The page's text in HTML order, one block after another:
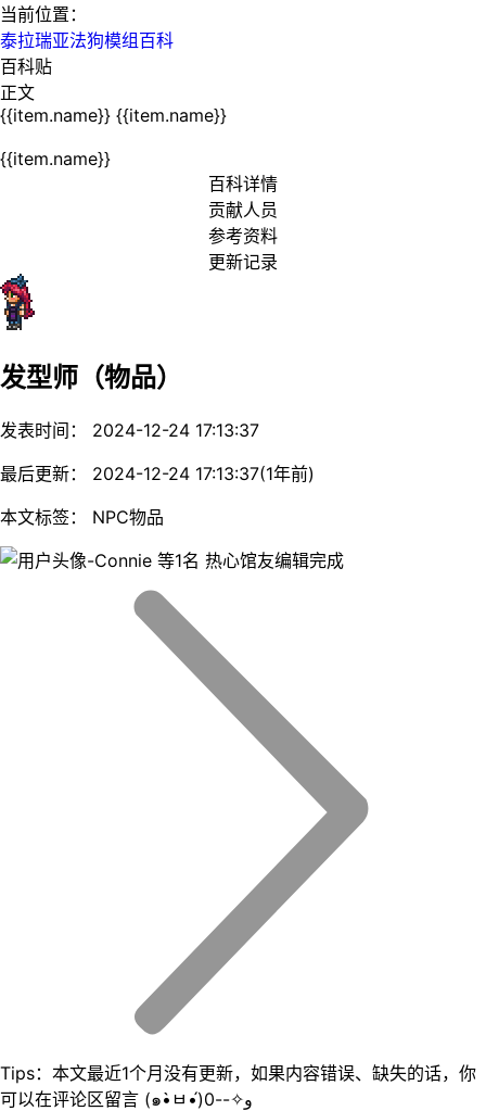
当前位置：
泰拉瑞亚法狗模组百科
百科贴
正文
{{item.name}} {{item.name}}
{{item.name}}
百科详情
贡献人员
参考资料
更新记录
发型师（物品）
发表时间： 2024-12-24 17:13:37
最后更新： 2024-12-24 17:13:37(1年前)
本文标签： NPC物品
等1名 热心馆友编辑完成
Tips：本文最近1个月没有更新，如果内容错误、缺失的话，你
可以在评论区留言 (๑•̀ㅂ•́)و✧--0